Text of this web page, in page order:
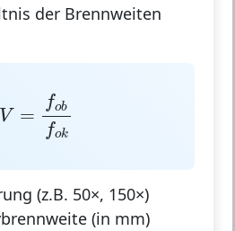
der Brennweiten
V =
fob
fok
bf
(z.B. 50×, 150×)
(in mm)